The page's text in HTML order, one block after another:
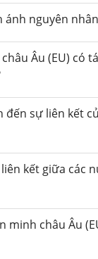
nguyên
Âu (EU)
đến sự liên kết
kết giữa các
châu Âu